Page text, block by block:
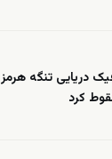
دریایی تنگه هرمز
کرد